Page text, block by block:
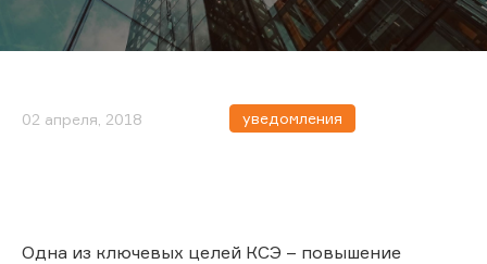
02 апреля, 2018 уведомления
Одна из ключевых целей КСЭ – повышение